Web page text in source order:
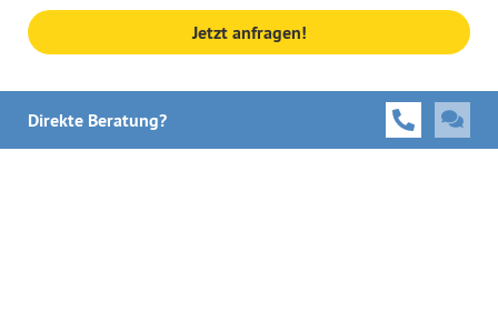
Jetzt anfragen!
Direkte Beratung?